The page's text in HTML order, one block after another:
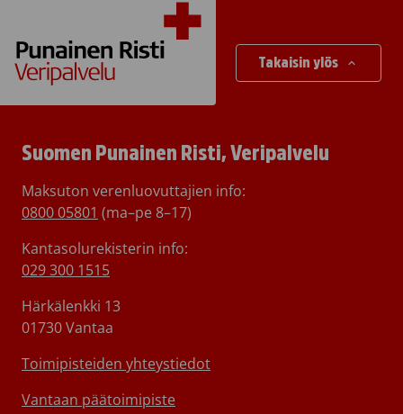
Takaisin ylös
Suomen Punainen Risti, Veripalvelu
Maksuton verenluovuttajien info:
0800 05801 (ma–pe 8–17)
Kantasolurekisterin info:
029 300 1515
Härkälenkki 13
01730 Vantaa
Toimipisteiden yhteystiedot
Vantaan päätoimipiste